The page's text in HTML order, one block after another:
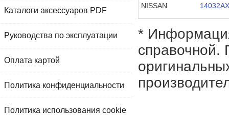
NISSAN
*
справочной.
Каталоги аксессуаров PDF
Руководства по эксплуатации
Оплата картой
Политика конфиденциальности
Политика использования cookie